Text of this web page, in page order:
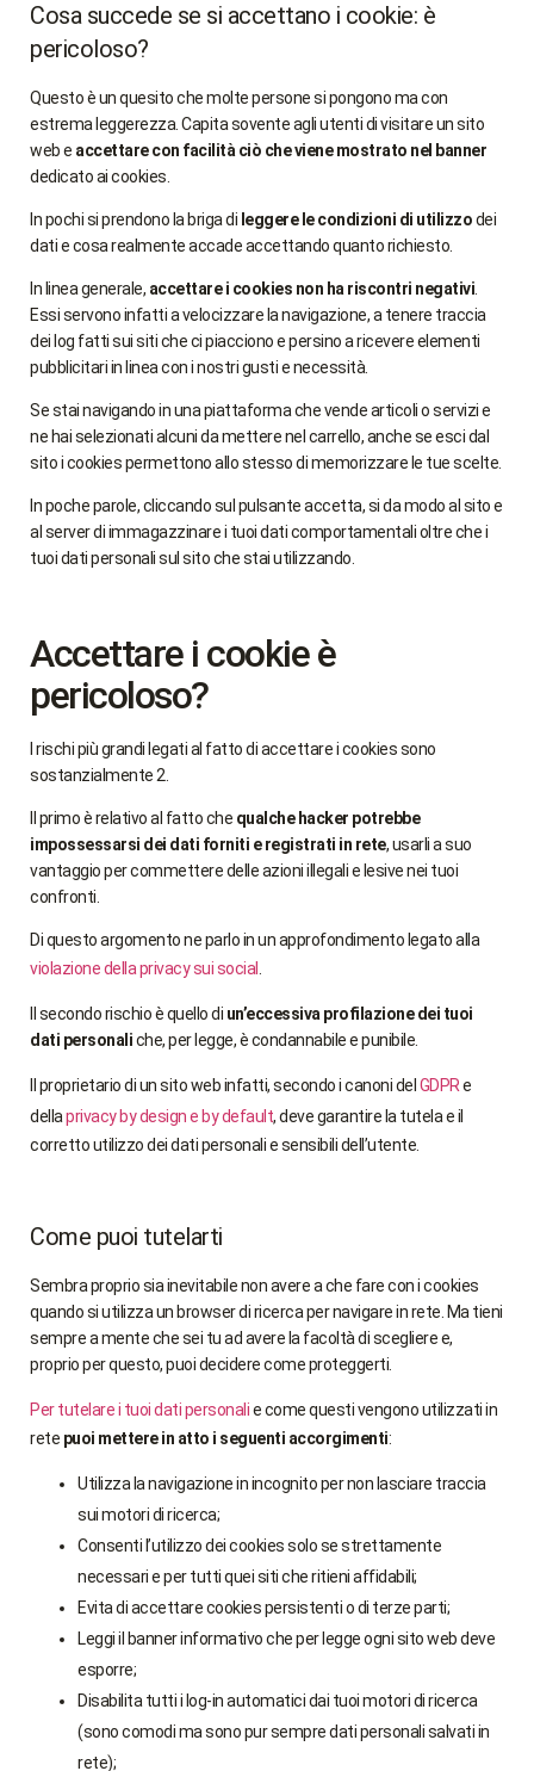
Cosa succede se si accettano i cookie: è
pericoloso?
Questo è un quesito che molte persone si pongono ma con
estrema leggerezza. Capita sovente agli utenti di visitare un sito
web e accettare con facilità ciò che viene mostrato nel banner
dedicato ai cookies.
In pochi si prendono la briga di leggere le condizioni di utilizzodei
dati e cosa realmente accade accettando quanto richiesto.
In linea generale, accettare i cookies non ha riscontri negativi
Essi servono infatti a velocizzare la navigazione, a tenere traccia
dei log fatti sui siti che ci piacciono e persino a ricevere elementi
pubblicitari in linea con i nostri gusti e necessità.
Se stai navigando in una piattaforma che vende articoli o servizi e
ne hai selezionati alcuni da mettere nel carrello, anche se esci dal
sito i cookies permettono allo stesso di memorizzare le tue scelte.
In poche parole, cliccando sul pulsante accetta, si da modo al sito e
al server di immagazzinare i tuoi dati comportamentali oltre che i
tuoi dati personali sul sito che stai utilizzando.
Accettare i cookie è
pericoloso?
I rischi più grandi legati al fatto di accettare i cookies sono
sostanzialmente 2.
Il primo è relativo al fatto che qualche hacker potrebbe
impossessarsi dei dati forniti e registrati in rete, usarli a suo
vantaggio per commettere delle azioni illegali e lesive nei tuoi
confronti.
Di questo argomento ne parlo in un approfondimento legato alla
violazione della privacy sui social
Il secondo rischio è quello di un’eccessiva profilazione dei tuoi
dati personaliche, per legge, è condannabile e punibile.
Il proprietario di un sito web infatti, secondo i canoni del GDPRe
dellaprivacy by design e by default, deve garantire la tutela e il
corretto utilizzo dei dati personali e sensibili dell’utente.
Come puoi tutelarti
Sembra proprio sia inevitabile non avere a che fare con i cookies
quando si utilizza un browser di ricerca per navigare in rete. Ma tieni
sempre a mente che sei tu ad avere la facoltà di scegliere e,
proprio per questo, puoi decidere come proteggerti.
Per tutelare i tuoi dati personalie come questi vengono utilizzati in
rete puoi mettere in atto i seguenti accorgimenti:
Utilizza la navigazione in incognito per non lasciare traccia
sui motori di ricerca;
Consenti l’utilizzo dei cookies solo se strettamente
necessari e per tutti quei siti che ritieni affidabili;
Evita di accettare cookies persistenti o di terze parti;
Leggi il banner informativo che per legge ogni sito web deve
esporre;
Disabilita tutti i log-in automatici dai tuoi motori di ricerca
(sono comodi ma sono pur sempre dati personali salvati in
rete);